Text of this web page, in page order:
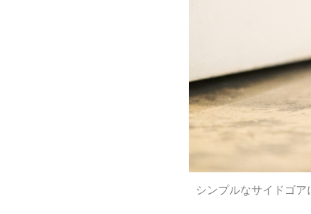
シンプルなサイドゴ